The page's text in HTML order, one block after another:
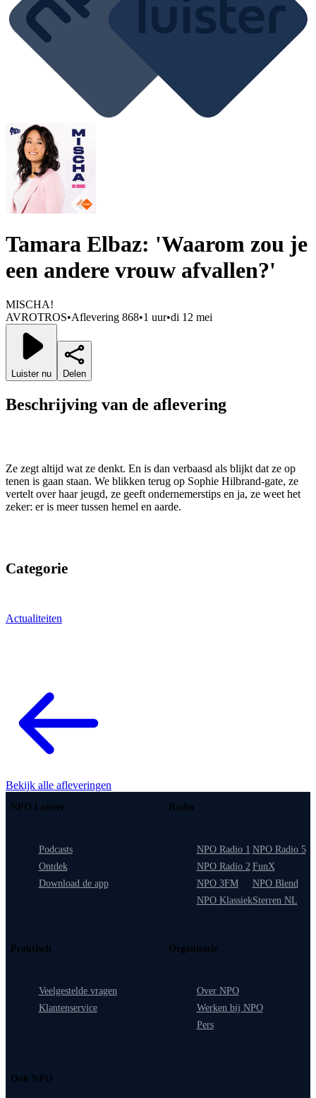
Tamara Elbaz: 'Waarom zou je
een andere vrouw afvallen?'
MISCHA!
AVROTROS•Aflevering 868•1 uur•di 12 mei
Luister nu Delen
Beschrijving van de aflevering
Ze zegt altijd wat ze denkt. En is dan verbaasd als blijkt dat ze op
tenen is gaan staan. We blikken terug op Sophie Hilbrand-gate, ze
vertelt over haar jeugd, ze geeft ondernemerstips en ja, ze weet het
zeker: er is meer tussen hemel en aarde.
Categorie
Actualiteiten
Bekijk alle afleveringen
NPO Luister
Podcasts
Ontdek
Download de app
Radio
NPO Radio 1
NPO Radio 2
NPO 3FM
NPO Klassiek
NPO Radio 5
FunX
NPO Blend
Sterren NL
Praktisch
Veelgestelde vragen
Klantenservice
Organisatie
Over NPO
Werken bij NPO
Pers
Ook NPO